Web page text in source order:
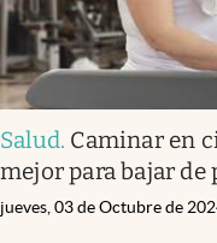
Salud. Caminar en
mejor para bajar de
jueves, 03 de Octubre de